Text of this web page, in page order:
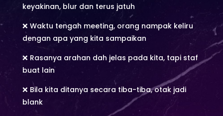
keyakinan, blur dan terus jatuh
❌ Waktu tengah meeting, orang nampak keliru
dengan apa yang kita sampaikan
❌ Rasanya arahan dah jelas pada kita, tapi staf
buat lain
❌ Bila kita ditanya secara tiba-tiba, otak jadi
blank